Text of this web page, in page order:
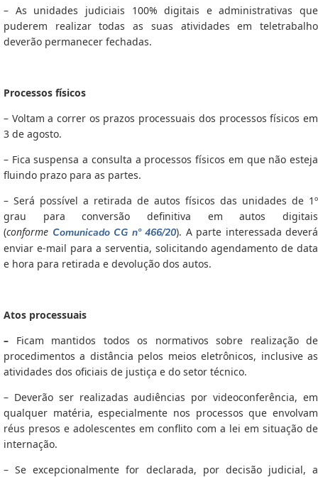
– As unidades judiciais 100% digitais e administrativas que
puderem realizar todas as suas atividades em teletrabalho
deverão permanecer fechadas.
Processos físicos
– Voltam a correr os prazos processuais dos processos físicos em
3 de agosto.
– Fica suspensa a consulta a processos físicos em que não esteja
fluindo prazo para as partes.
– Será possível a retirada de autos físicos das unidades de 1º
grau para conversão definitiva em autos digitais
(conforme Comunicado CG nº 466/20). A parte interessada deverá
enviar e-mail para a serventia, solicitando agendamento de data
e hora para retirada e devolução dos autos.
Atos processuais
– Ficam mantidos todos os normativos sobre realização de
procedimentos a distância pelos meios eletrônicos, inclusive as
atividades dos oficiais de justiça e do setor técnico.
– Deverão ser realizadas audiências por videoconferência, em
qualquer matéria, especialmente nos processos que envolvam
réus presos e adolescentes em conflito com a lei em situação de
internação.
– Se excepcionalmente for declarada, por decisão judicial, a